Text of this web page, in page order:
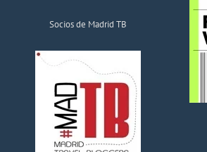
Socios de Madrid TB